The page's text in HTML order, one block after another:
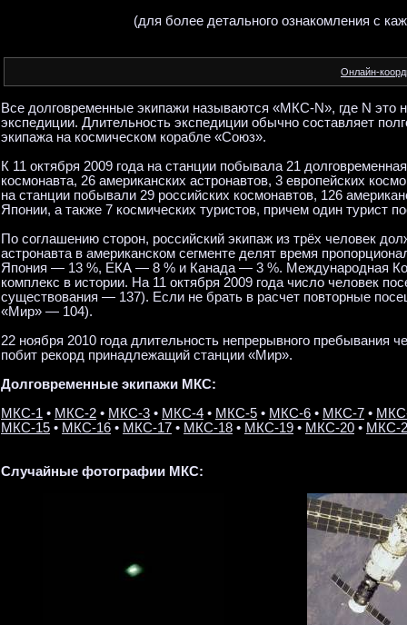
(для более детального ознакомления с
Онлайн-
Все долговременные экипажи называются «МКС-N», где N это
экспедиции. Длительность экспедиции обычно составляет
экипажа на космическом корабле «Союз».
К 11 октября 2009 года на станции побывала 21
космонавта, 26 американских астронавтов, 3 европейских
на станции побывали 29 российских космонавтов, 126
Японии, а также 7 космических туристов, причем один турист
По соглашению сторон, российский экипаж из трёх человек
астронавта в американском сегменте делят время
Япония — 13 %, ЕКА — 8 % и Канада — 3 %. Международная
комплекс в истории. На 11 октября 2009 года число человек
существования — 137). Если не брать в расчет повторные
«Мир» — 104).
22 ноября 2010 года длительность непрерывного
побит рекорд принадлежащий станции «Мир».
Долговременные экипажи МКС:
МКС-1 • МКС-2 • МКС-3 • МКС-4 • МКС-5 • МКС-6 • МКС-7 •
МКС-15 • МКС-16 • МКС-17 • МКС-18 • МКС-19 • МКС-20 • МКС-
Случайные фотографии МКС: